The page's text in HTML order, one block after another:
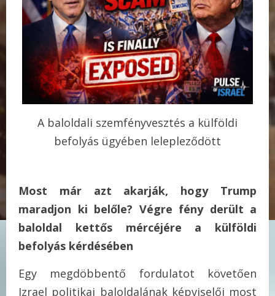
A baloldali szemfényvesztés a külföldi
befolyás ügyében lelepleződött
Most már azt akarják, hogy Trump
maradjon ki belőle? Végre fény derült a
baloldal kettős mércéjére a külföldi
befolyás kérdésében
Egy megdöbbentő fordulatot követően
Izrael politikai baloldalának képviselői most